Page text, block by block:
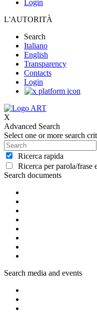
Login
L'AUTORITÀ
Search
Italiano
English
Transparency
Contacts
Login
X
Advanced Search
Select one or more search
Ricerca rapida
Ricerca per parola/frase
Search documents
Search media and events